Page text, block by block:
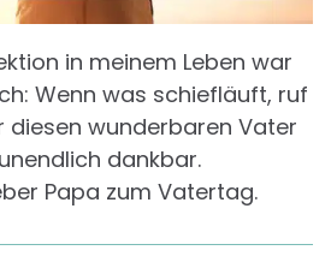
in meinem Leben war
Wenn was schiefläuft, ruf
diesen wunderbaren Vater
dankbar.
Papa zum Vatertag.